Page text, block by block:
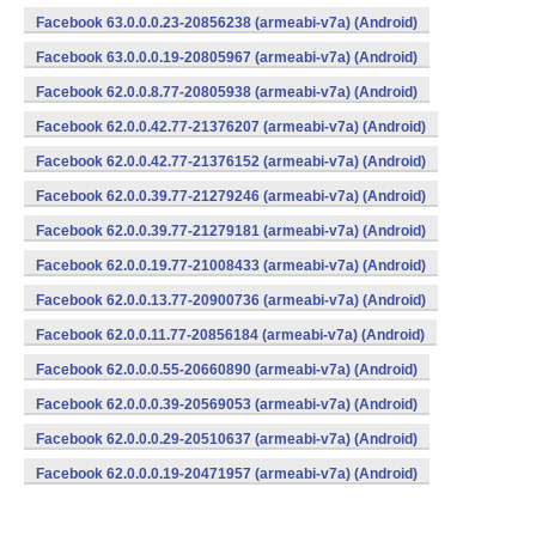
Facebook 63.0.0.0.23-20856238 (armeabi-v7a) (Android)
Facebook 63.0.0.0.19-20805967 (armeabi-v7a) (Android)
Facebook 62.0.0.8.77-20805938 (armeabi-v7a) (Android)
Facebook 62.0.0.42.77-21376207 (armeabi-v7a) (Android)
Facebook 62.0.0.42.77-21376152 (armeabi-v7a) (Android)
Facebook 62.0.0.39.77-21279246 (armeabi-v7a) (Android)
Facebook 62.0.0.39.77-21279181 (armeabi-v7a) (Android)
Facebook 62.0.0.19.77-21008433 (armeabi-v7a) (Android)
Facebook 62.0.0.13.77-20900736 (armeabi-v7a) (Android)
Facebook 62.0.0.11.77-20856184 (armeabi-v7a) (Android)
Facebook 62.0.0.0.55-20660890 (armeabi-v7a) (Android)
Facebook 62.0.0.0.39-20569053 (armeabi-v7a) (Android)
Facebook 62.0.0.0.29-20510637 (armeabi-v7a) (Android)
Facebook 62.0.0.0.19-20471957 (armeabi-v7a) (Android)